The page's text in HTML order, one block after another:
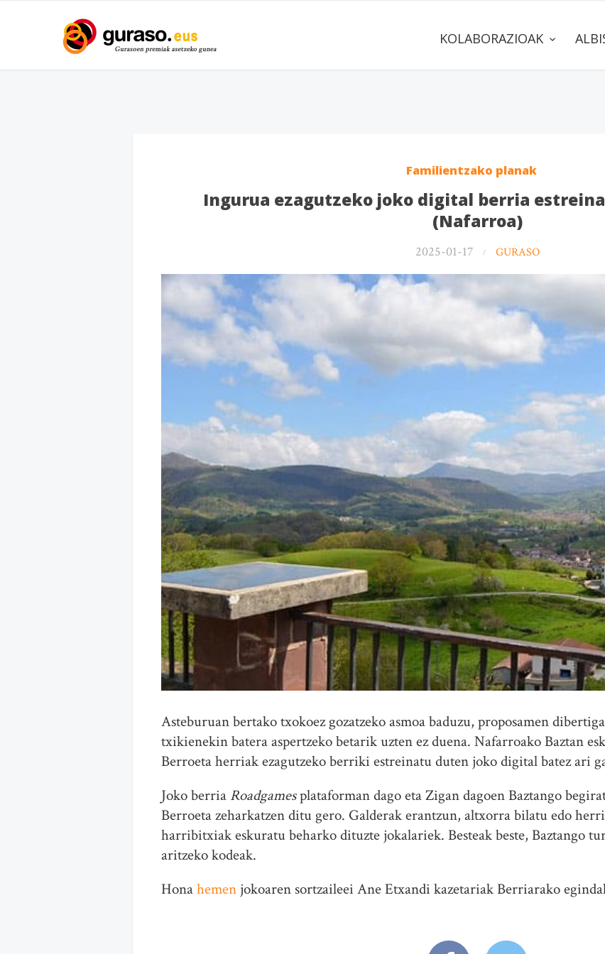
KOLABORAZIOAK
Familientzako planak
Ingurua ezagutzeko joko digital berria
(Nafarroa)
2025-01-17 GURASO
Asteburuan bertako txokoez gozatzeko asmoa baduzu, proposamen
txikienekin batera aspertzeko betarik uzten ez duena. Nafarroako Baztan
Berroeta herriak ezagutzeko berriki estreinatu duten joko digital batez ari
Joko berria Roadgamesplataforman dago eta Zigan dagoen Baztango
Berroeta zeharkatzen ditu gero. Galderak erantzun, altxorra bilatu edo
harribitxiak eskuratu beharko dituzte jokalariek. Besteak beste, Baztango
aritzeko kodeak.
Honahemen jokoaren sortzaileei Ane Etxandi kazetariak Berriarako